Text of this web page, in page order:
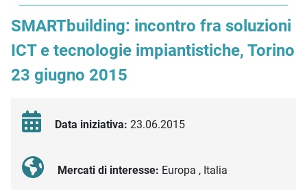
SMARTbuilding: incontro fra soluzioni
ICT e tecnologie impiantistiche, Torino
23 giugno 2015
Data iniziativa: 23.06.2015
Mercati di interesse: Europa , Italia